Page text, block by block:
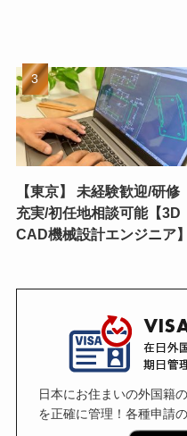
【東京】 未経験歓迎/研修
充実/初任地相談可能【3D
CAD機械設計エンジニア】
日本にお住まいの外国籍
を正確に管理！各種申請